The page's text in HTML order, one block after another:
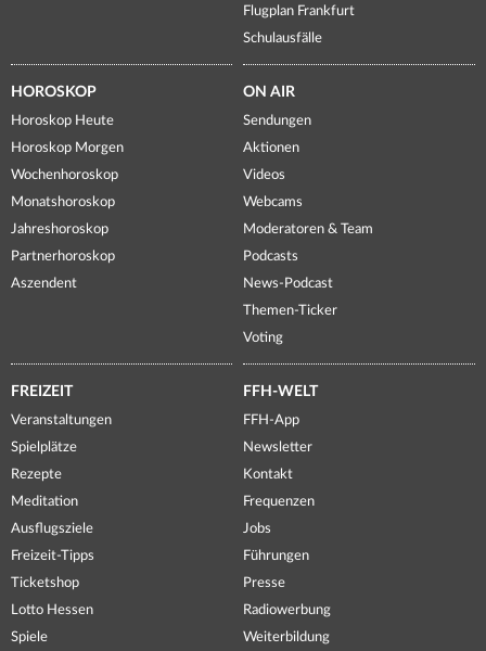
Flugplan Frankfurt
Schulausfälle
HOROSKOP
Horoskop Heute
Horoskop Morgen
Wochenhoroskop
Monatshoroskop
Jahreshoroskop
Partnerhoroskop
Aszendent
ON AIR
Sendungen
Aktionen
Videos
Webcams
Moderatoren & Team
Podcasts
News-Podcast
Themen-Ticker
Voting
FREIZEIT
Veranstaltungen
Spielplätze
Rezepte
Meditation
Ausflugsziele
Freizeit-Tipps
Ticketshop
Lotto Hessen
Spiele
FFH-WELT
FFH-App
Newsletter
Kontakt
Frequenzen
Jobs
Führungen
Presse
Radiowerbung
Weiterbildung